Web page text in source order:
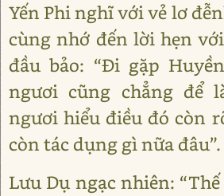
Yến Phi nghĩ với vẻ lơ
cùng nhớ đến lời hẹn
đầu bảo: “Đi gặp
ngươi cũng chẳng để
ngươi hiểu điều đó còn
còn tác dụng gì nữa đâu”.
Lưu Dụ ngạc nhiên: